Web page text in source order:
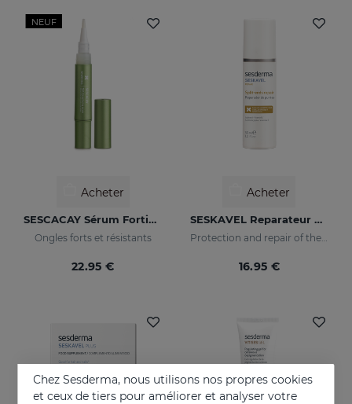
NEUF
Acheter
SESCACAY Sérum Fortifiant Pour Ongles
Ongles forts et résistants
22.95 €
Acheter
SESKAVEL Reparateur Capillaire
Protection and repair of the stem and split ends which regain their natural look.
16.95 €
Chez Sesderma, nous utilisons nos propres cookies
et ceux de tiers pour améliorer et analyser votre